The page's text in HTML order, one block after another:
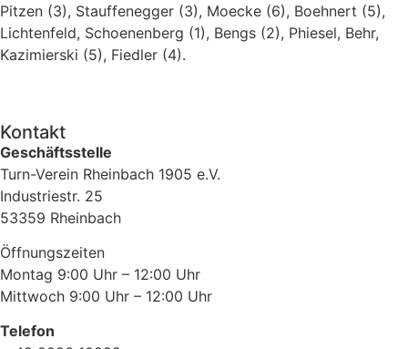
Pitzen (3), Stauffenegger (3), Moecke (6), Boehnert (5),
Lichtenfeld, Schoenenberg (1), Bengs (2), Phiesel, Behr,
Kazimierski (5), Fiedler (4).
Kontakt
Geschäftsstelle
Turn-Verein Rheinbach 1905 e.V.
Industriestr. 25
53359 Rheinbach
Öffnungszeiten
Montag 9:00 Uhr – 12:00 Uhr
Mittwoch 9:00 Uhr – 12:00 Uhr
Telefon